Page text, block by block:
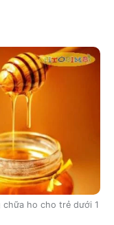
chữa ho cho trẻ dưới 1